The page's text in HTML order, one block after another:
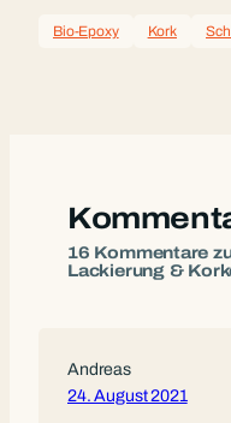
Bio-Epoxy Kork
16 Kommentare
Lackierung &
Andreas
24. August 2021